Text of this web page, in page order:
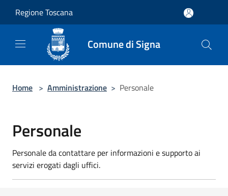
Regione Toscana
Comune di Signa
Home > Amministrazione > Personale
Personale
Personale da contattare per informazioni e supporto ai
servizi erogati dagli uffici.